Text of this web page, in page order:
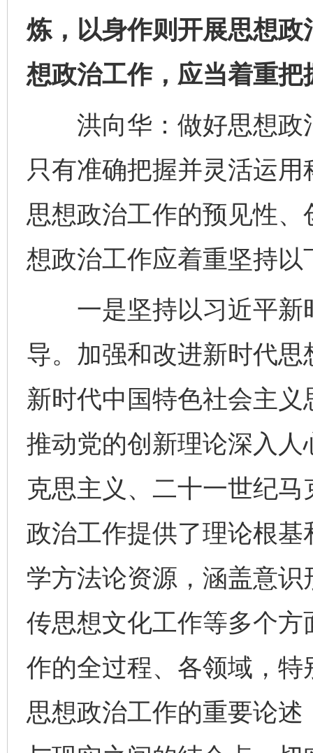
炼，以身作则开展思想
想政治工作，应当着重
洪向华：做好思想政
只有准确把握并灵活运
思想政治工作的预见性
想政治工作应着重坚持以
一是坚持以习近平新
导。加强和改进新时代
新时代中国特色社会主
推动党的创新理论深入
克思主义、二十一世纪
政治工作提供了理论根
学方法论资源，涵盖意
传思想文化工作等多个
作的全过程、各领域，
思想政治工作的重要论